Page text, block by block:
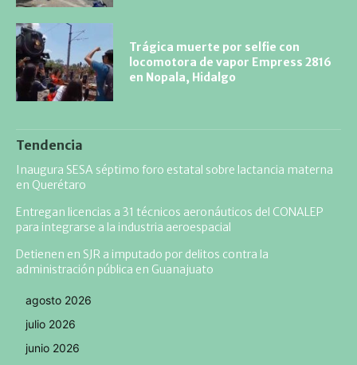
Trágica muerte por selfie con
locomotora de vapor Empress 2816
en Nopala, Hidalgo
Tendencia
Inaugura SESA séptimo foro estatal sobre lactancia materna
en Querétaro
Entregan licencias a 31 técnicos aeronáuticos del CONALEP
para integrarse a la industria aeroespacial
Detienen en SJR a imputado por delitos contra la
administración pública en Guanajuato
agosto 2026
julio 2026
junio 2026